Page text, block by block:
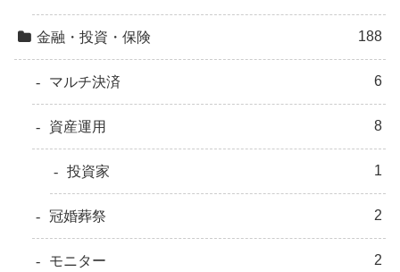
金融・投資・保険 188
マルチ決済 6
資産運用 8
投資家 1
冠婚葬祭 2
モニター 2